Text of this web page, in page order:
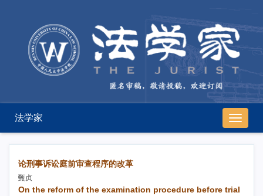
导
航
切
法学家
论刑事诉讼庭前审查程序的改革
甄贞
On the reform of the examination procedure before trial